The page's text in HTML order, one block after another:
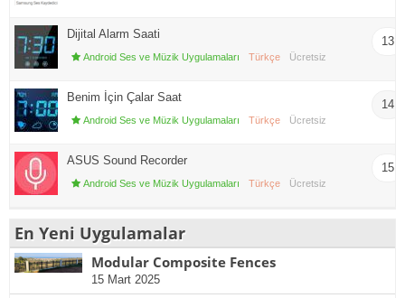
Dijital Alarm Saati
Android Ses ve Müzik Uygulamaları Türkçe Ücretsiz
13
Benim İçin Çalar Saat
Android Ses ve Müzik Uygulamaları Türkçe Ücretsiz
14
ASUS Sound Recorder
Android Ses ve Müzik Uygulamaları Türkçe Ücretsiz
15
En Yeni Uygulamalar
Modular Composite Fences
15 Mart 2025